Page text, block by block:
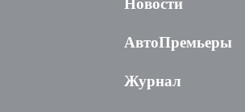
Новости
АвтоПремьеры
Журнал